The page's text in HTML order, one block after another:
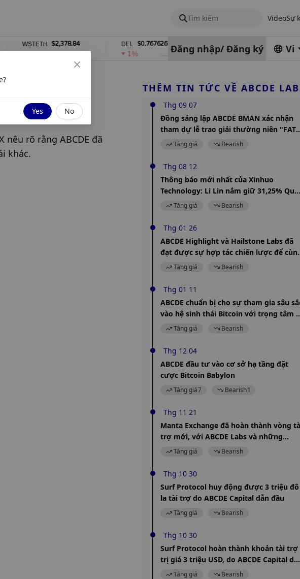
Tìm kiếm VideoSự
WSTETH $2,378.84
0%
$0.76762686 ZEC
4%
Đăng nhập/ Đăng ký Vi
rõ rằng ABCDE đã
khác.
THÊM TIN TỨC VỀ ABCDE
Thg 09 07
Đồng sáng lập ABCDE BMAN xác nhận
tham dự lễ trao giải thường niên "FAT
Awards 2024"
Tăng giá Bearish
Thg 08 12
Thông báo mới nhất của Xinhuo
Technology: Li Lin nắm giữ 31,25% Quỹ
ABCDETăng giá Bearish
Thg 01 26
ABCDE Highlight và Hailstone Labs đã
đạt được sự hợp tác chiến lược để
ươm tạo các dự án Web3.0
Tăng giá Bearish
Thg 01 11
ABCDE chuẩn bị cho sự tham gia sâu
vào hệ sinh thái Bitcoin với trọng tâm
Layer2Tăng giá Bearish
Thg 12 04
ABCDE đầu tư vào cơ sở hạ tầng đặt
cược Bitcoin Babylon
Tăng giá7 Bearish1
Thg 11 21
Manta Exchange đã hoàn thành vòng
trợ mới, với ABCDE Labs và những
người khác tham gia đầu tư
Tăng giá Bearish
Thg 10 30
Surf Protocol huy động được 3 triệu đô
la tài trợ do ABCDE Capital dẫn đầu
Tăng giá Bearish
Thg 10 30
Surf Protocol hoàn thành khoản tài trợ
trị giá 3 triệu USD, do ABCDE Capital
đầuTăng giá Bearish
Yes No